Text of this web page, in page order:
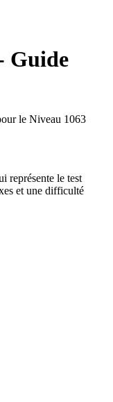
Guide
le Niveau 1063
représente le test
et une difficulté